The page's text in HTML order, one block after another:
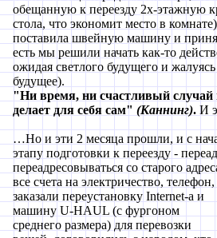
обещанную к переезду 2х-этажную
стола, что экономит место в
поставила швейную машину и
есть мы решили начать как-то
ожидая светлого будущего и
будущее).
"Ни время, ни счастливый случай
делает для себя сам" (Каннинг). И
…Но и эти 2 месяца прошли, и с
этапу подготовки к переезду -
переадресовываться со старого
все счета на электричество, телефон,
заказали переустановку Internet-а и
машину U-HAUL (с фургоном
среднего размера) для перевозки